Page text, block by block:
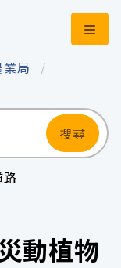
開
局
搜尋
路
動植物